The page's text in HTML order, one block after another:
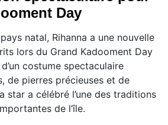
Day
natal, Rihanna a une nouvelle
lors du Grand Kadooment Day
costume spectaculaire
de pierres précieuses et de
star a célébré l’une des traditions
de l’île.